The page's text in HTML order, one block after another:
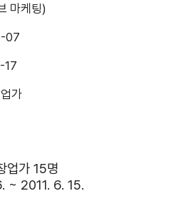
마케팅)
07
17
가
업가 15명
~ 2011. 6. 15.